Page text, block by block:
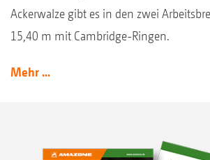
Ackerwalze gibt es in den zwei
15,40 m mit Cambridge-Ringen.
Mehr ...